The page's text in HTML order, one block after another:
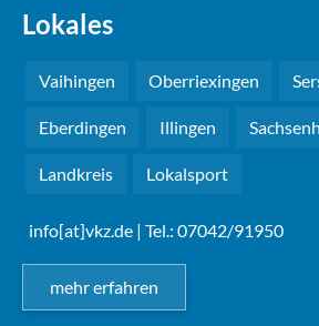
Lokales
Vaihingen Oberriexingen
Eberdingen Illingen
Landkreis Lokalsport
info[at]vkz.de | Tel.: 07042/91950
mehr erfahren